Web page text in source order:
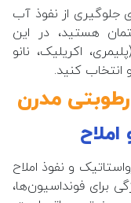
جلوگیری از نفوذ آب
هستید، در این
اکریلیک، نانو
انتخاب کنید.
مدرن
و نفوذ املاح
برای فونداسیون‌ها،